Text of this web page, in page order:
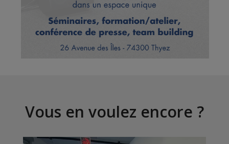
Vous en voulez encore ?